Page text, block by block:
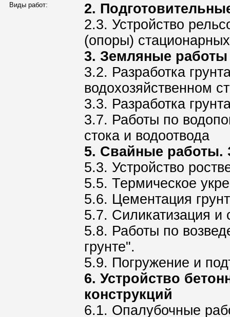
Виды работ:
2.
2.3. Устройство
(опоры)
3. Земляные работы
3.2. Разработка
водохозяйственном
3.3. Разработка
3.7. Работы по
стока и водоотвода
5. Свайные работы.
5.3. Устройство
5.5. Термическое
5.6. Цементация
5.7. Силикатизация и
5.8. Работы по
грунте".
5.9. Погружение и
6. Устройство
конструкций
6.1. Опалубочные